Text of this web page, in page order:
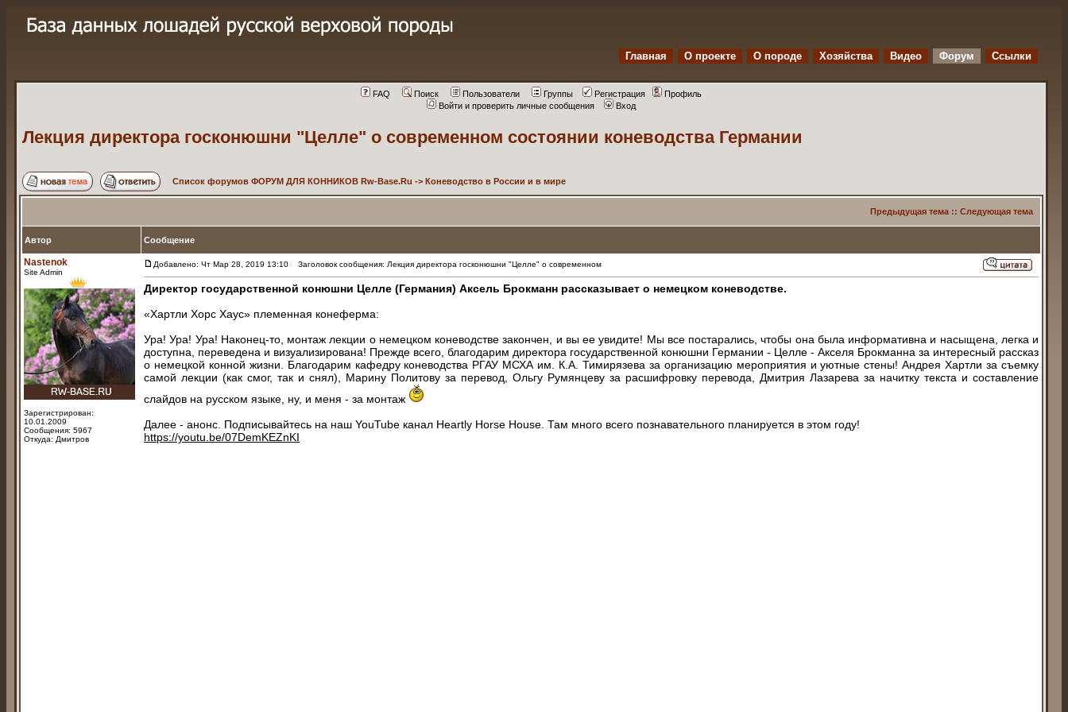
Главная О проекте O породе Хозяйства Видео Форум Ссылки
FAQ Поиск Пользователи Группы Регистрация
Профиль
Войти и проверить личные сообщения
Вход
Лекция директора госконюшни "Целле" о современном состоянии коневодства Германии
Список форумов ФОРУМ ДЛЯ КОННИКОВ Rw-Base.Ru -> Коневодство в России и в мире
Предыдущая тема :: Следующая тема
Автор Сообщение
Nastenok
Site Admin
Зарегистрирован:
10.01.2009
Сообщения: 5967
Откуда: Дмитров
Добавлено: Чт Мар 28, 2019 13:10 Заголовок сообщения: Лекция директора госконюшни "Целле" о современном
Директор государственной конюшни Целле (Германия) Аксель Брокманн рассказывает о немецком коневодстве.
«Хартли Хорс Хаус» племенная конеферма:
Ура! Ура! Ура! Наконец-то, монтаж лекции о немецком коневодстве закончен, и вы ее увидите! Мы все постарались, чтобы она была информативна и насыщена, легка и
доступна, переведена и визуализирована! Прежде всего, благодарим директора государственной конюшни Германии - Целле - Акселя Брокманна за интересный рассказ
о немецкой конной жизни. Благодарим кафедру коневодства РГАУ МСХА им. К.А. Тимирязева за организацию мероприятия и уютные стены! Андрея Хартли за съемку
самой лекции (как смог, так и снял), Марину Политову за перевод, Ольгу Румянцеву за расшифровку перевода, Дмитрия Лазарева за начитку текста и составление
слайдов на русском языке, ну, и меня - за монтаж
Далее - анонс. Подписывайтесь на наш YouTube канал Heartly Horse House. Там много всего познавательного планируется в этом году!
https://youtu.be/07DemKEZnKI